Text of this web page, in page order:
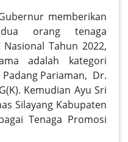
memberikan
orang tenaga
Tahun 2022,
adalah kategori
Padang Pariaman, Dr.
Kemudian Ayu Sri
Silayang Kabupaten
Tenaga Promosi